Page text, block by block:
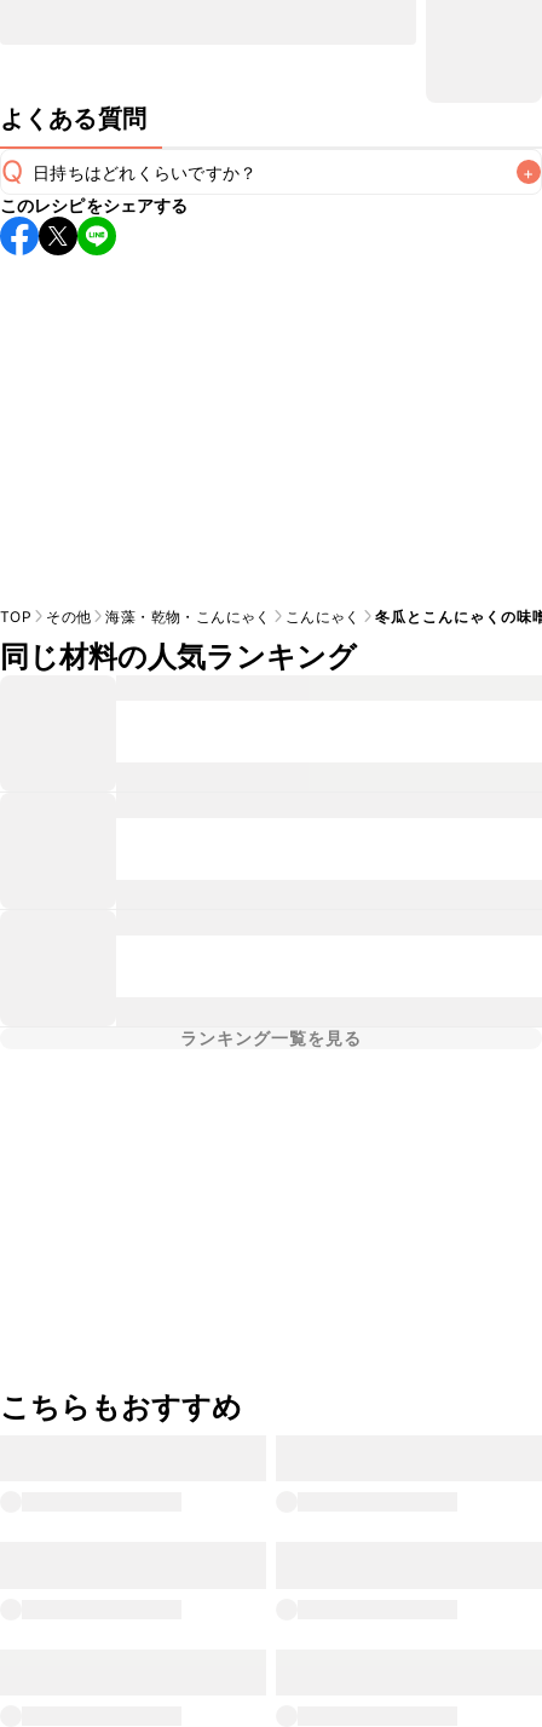
よくある質問
Q 日持ちはどれくらいですか？ +
保存期間は冷蔵で翌日中が目安です。なるべくお早めにお召
し上がりください。
このレシピをシェアする
TOP その他 海藻・乾物・こんにゃく こんにゃく 冬瓜とこんにゃくの味
同じ材料の人気ランキング
ランキング一覧を見る
こちらもおすすめ